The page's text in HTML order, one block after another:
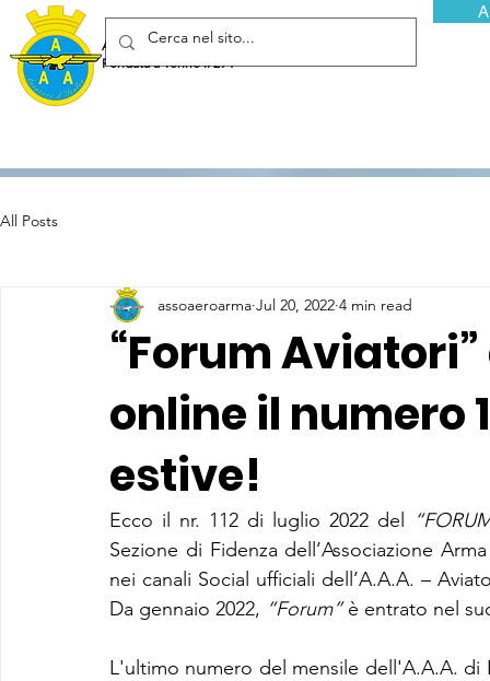
Associazione Arma Aeronautica - Aviatori d'Italia ETS
Fondata a Torino il 29 febbraio 1952
All Posts
“Forum Aviatori”
online il numero
estive!
assoaeroarma Jul 20, 2022 4 min read
Ecco il nr. 112 di luglio 2022 del
Sezione di Fidenza dell’Associazione
nei canali Social ufficiali dell’A.A.A. –
Da gennaio 2022, “Forum” è entrato nel
L'ultimo numero del mensile dell'A.A.A.